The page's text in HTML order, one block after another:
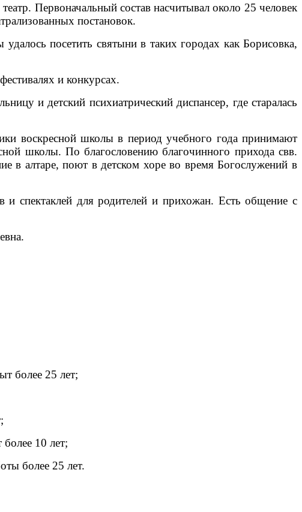
Первоначальный состав насчитывал около 25 человек
постановок.
посетить святыни в таких городах как Борисовка,
и конкурсах.
и детский психиатрический диспансер, где старалась
воскресной школы в период учебного года принимают
школы. По благословению благочинного прихода свв.
алтаре, поют в детском хоре во время Богослужений в
и спектаклей для родителей и прихожан. Есть общение с
более 25 лет;
10 лет;
более 25 лет.